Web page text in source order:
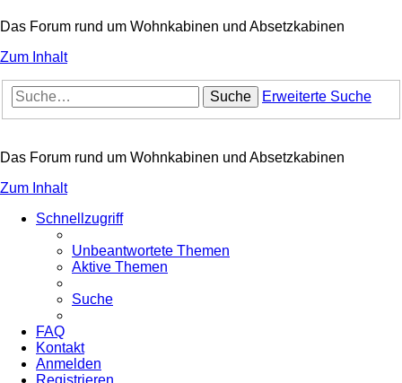
Das Forum rund um Wohnkabinen und Absetzkabinen
Zum Inhalt
Suche Erweiterte Suche
Das Forum rund um Wohnkabinen und Absetzkabinen
Zum Inhalt
Schnellzugriff
Unbeantwortete Themen
Aktive Themen
Suche
FAQ
Kontakt
Anmelden
Registrieren